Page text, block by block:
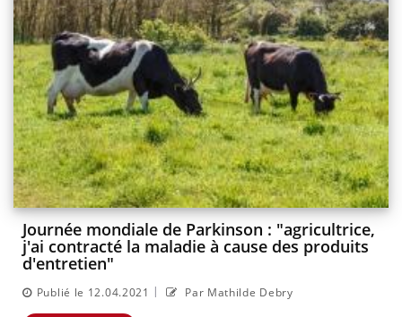
Journée mondiale de Parkinson : "agricultrice,
j'ai contracté la maladie à cause des produits
d'entretien"
Publié le 12.04.2021 | Par Mathilde Debry